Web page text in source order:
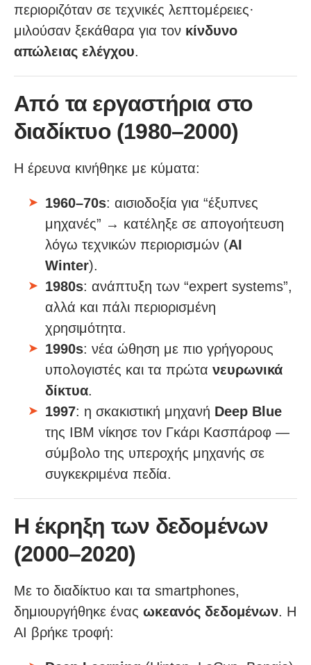
περιοριζόταν σε τεχνικές λεπτομέρειες·
μιλούσαν ξεκάθαρα για τον κίνδυνο
απώλειας ελέγχου.
Από τα εργαστήρια στο
διαδίκτυο (1980–2000)
Η έρευνα κινήθηκε με κύματα:
1960–70s: αισιοδοξία για “έξυπνες
μηχανές” → κατέληξε σε απογοήτευση
λόγω τεχνικών περιορισμών (AI
Winter).
1980s: ανάπτυξη των “expert systems”,
αλλά και πάλι περιορισμένη
χρησιμότητα.
1990s: νέα ώθηση με πιο γρήγορους
υπολογιστές και τα πρώτα νευρωνικά
δίκτυα.
1997: η σκακιστική μηχανή Deep Blue
της IBM νίκησε τον Γκάρι Κασπάροφ —
σύμβολο της υπεροχής μηχανής σε
συγκεκριμένα πεδία.
Η έκρηξη των δεδομένων
(2000–2020)
Με το διαδίκτυο και τα smartphones,
δημιουργήθηκε ένας ωκεανός δεδομένων. Η
AI βρήκε τροφή: